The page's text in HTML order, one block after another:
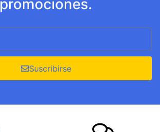
promociones.
Suscribirse